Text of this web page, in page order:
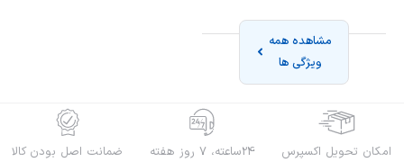
مشاهده همه
ویژگی ها
امکان تحویل اکسپرس 24ساعته، 7 روز هفته ضمانت اصل بودن کالا